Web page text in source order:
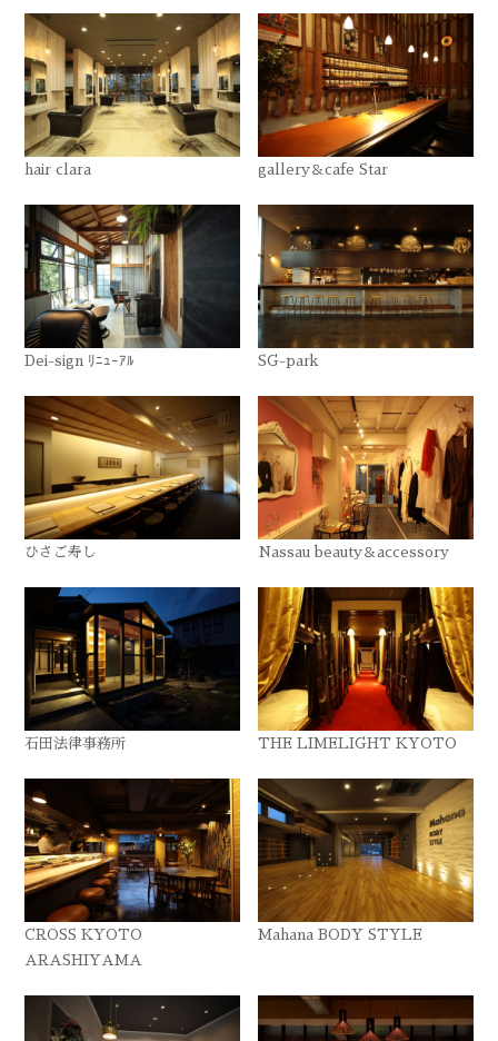
hair clara gallery＆cafe Star
Dei-sign ﾘﾆｭｰｱﾙ SG-park
ひさご寿し Nassau beauty＆accessory
石田法律事務所 THE LIMELIGHT KYOTO
CROSS KYOTO
ARASHIYAMA
Mahana BODY STYLE